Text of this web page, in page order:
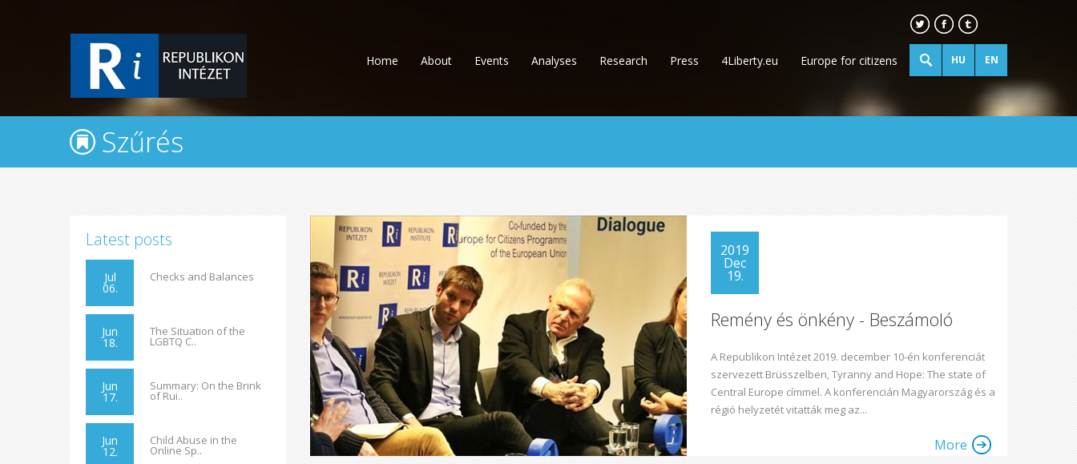
EN
HU
Europe for citizens
4Liberty.eu
Press
Research
Analyses
Events
About
Home
Szűrés
Latest posts
Jul
06.
Checks and Balances
Jun
18.
The Situation of the
LGBTQ C..
Jun
17.
Summary: On the Brink
of Rui..
Jun
12.
Child Abuse in the
Online Sp..
2019
Dec
19.
Remény és önkény - Beszámoló
A Republikon Intézet 2019. december 10-én konferenciát
szervezett Brüsszelben, Tyranny and Hope: The state of
Central Europe címmel. A konferencián Magyarország és a
régió helyzetét vitatták meg az...
More